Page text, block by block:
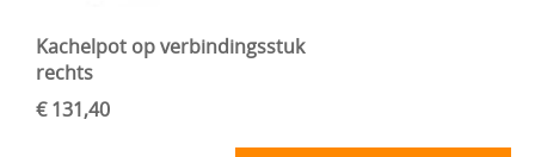
Kachelpot op verbindingsstuk
rechts
€ 131,40